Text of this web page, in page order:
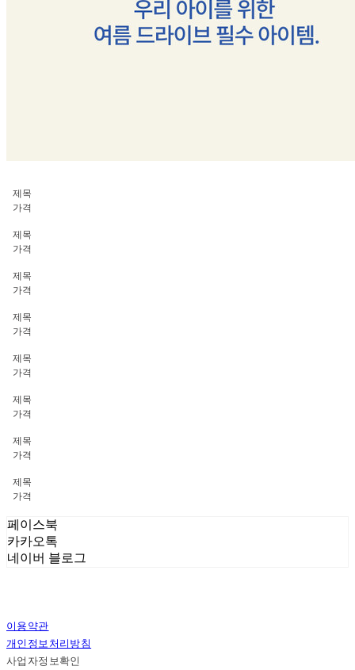
제목
가격
제목
가격
제목
가격
제목
가격
제목
가격
제목
가격
제목
가격
제목
가격
페이스북
카카오톡
네이버 블로그
이용약관
개인정보처리방침
사업자정보확인